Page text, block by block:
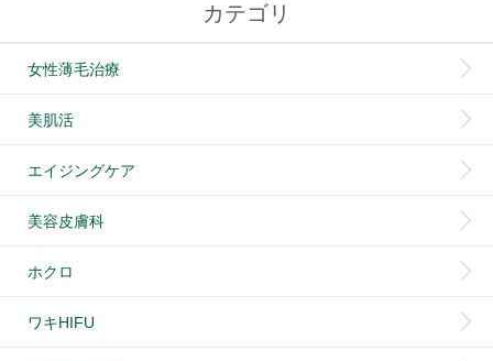
カテゴリ
女性薄毛治療
美肌活
エイジングケア
美容皮膚科
ホクロ
ワキHIFU